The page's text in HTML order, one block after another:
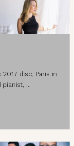
disc, Paris in
...